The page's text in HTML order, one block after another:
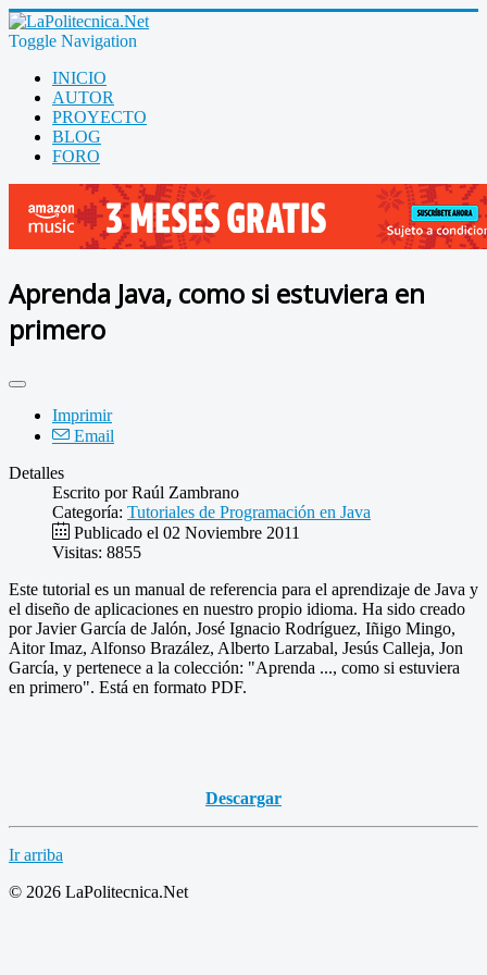
Toggle Navigation
INICIO
AUTOR
PROYECTO
BLOG
FORO
Aprenda Java, como si estuviera en
primero
Imprimir
Email
Detalles
Escrito porRaúl Zambrano
Categoría: Tutoriales de Programación en Java
Publicado el 02 Noviembre 2011
Visitas: 8855
Este tutorial es un manual de referencia para el aprendizaje de Java y
el diseño de aplicaciones en nuestro propio idioma. Ha sido creado
por Javier García de Jalón, José Ignacio Rodríguez, Iñigo Mingo,
Aitor Imaz, Alfonso Brazález, Alberto Larzabal, Jesús Calleja, Jon
García, y pertenece a la colección: "Aprenda ..., como si estuviera
en primero". Está en formato PDF.
Descargar
Ir arriba
© 2026 LaPolitecnica.Net